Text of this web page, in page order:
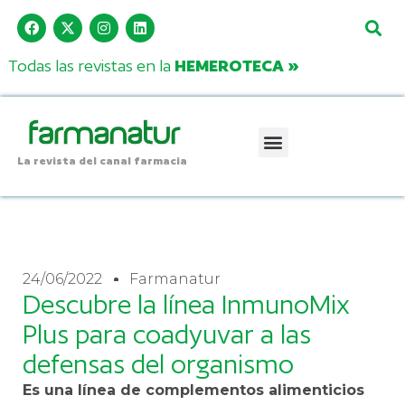
Todas las revistas en la HEMEROTECA »
La revista del canal farmacia
24/06/2022 Farmanatur
Descubre la línea InmunoMix
Plus para coadyuvar a las
defensas del organismo
Es una línea de complementos alimenticios